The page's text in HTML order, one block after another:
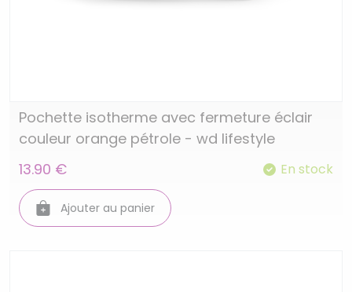
Pochette isotherme avec fermeture éclair
couleur orange pétrole - wd lifestyle
13.90 €
En stock
Ajouter au panier